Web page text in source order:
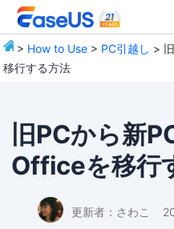
> How to Use > PC引越し >
移行する方法
旧PCから新
Officeを移行
更新者： さわこ